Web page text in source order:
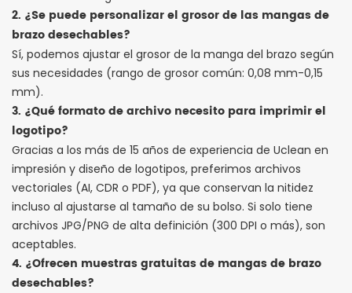
2. ¿Se puede personalizar el grosor de las mangas de
brazo desechables?
Sí, podemos ajustar el grosor de la manga del brazo según
sus necesidades (rango de grosor común: 0,08 mm-0,15
mm).
3. ¿Qué formato de archivo necesito para imprimir el
logotipo?
Gracias a los más de 15 años de experiencia de Uclean en
impresión y diseño de logotipos, preferimos archivos
vectoriales (AI, CDR o PDF), ya que conservan la nitidez
incluso al ajustarse al tamaño de su bolso. Si solo tiene
archivos JPG/PNG de alta definición (300 DPI o más), son
aceptables.
4. ¿Ofrecen muestras gratuitas de mangas de brazo
desechables?